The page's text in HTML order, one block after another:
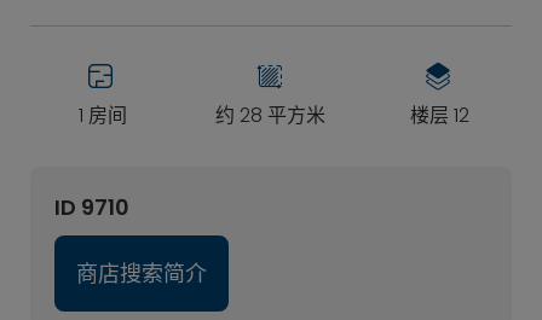
1 房间 约 28 平方米 楼层 12
ID 9710
商店搜索简介